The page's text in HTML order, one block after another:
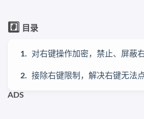
#️⃣ 目录
对右键操作加密，禁止、屏蔽
接除右键限制，解决右键无法
ADS